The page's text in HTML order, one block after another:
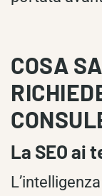
COSA
La SEO ai